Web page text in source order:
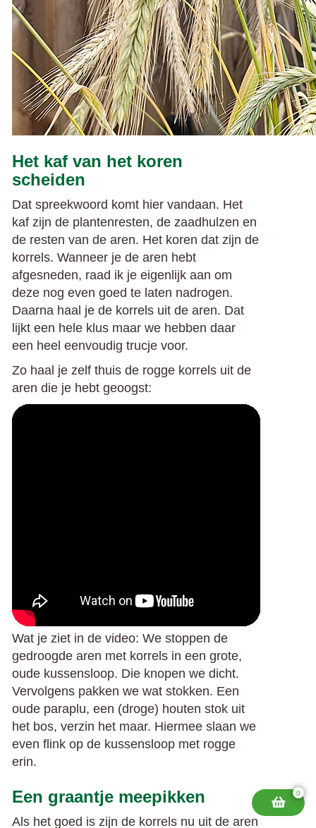
0
Het kaf van het koren
scheiden
Dat spreekwoord komt hier vandaan. Het
kaf zijn de plantenresten, de zaadhulzen en
de resten van de aren. Het koren dat zijn de
korrels. Wanneer je de aren hebt
afgesneden, raad ik je eigenlijk aan om
deze nog even goed te laten nadrogen.
Daarna haal je de korrels uit de aren. Dat
lijkt een hele klus maar we hebben daar
een heel eenvoudig trucje voor.
Zo haal je zelf thuis de rogge korrels uit de
aren die je hebt geoogst:
Wat je ziet in de video: We stoppen de
gedroogde aren met korrels in een grote,
oude kussensloop. Die knopen we dicht.
Vervolgens pakken we wat stokken. Een
oude paraplu, een (droge) houten stok uit
het bos, verzin het maar. Hiermee slaan we
even flink op de kussensloop met rogge
erin.
Een graantje meepikken
Als het goed is zijn de korrels nu uit de aren